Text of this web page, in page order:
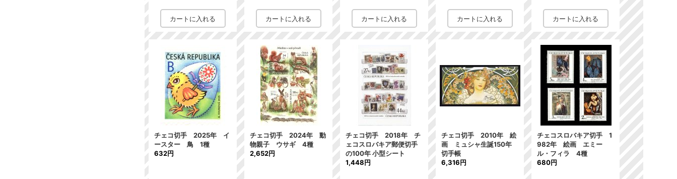
チェコ切手 2025年 イ
ースター 鳥 1種
632円
チェコ切手 2024年 動
物親子 ウサギ 4種
2,652円
チェコ切手 2018年 チ
ェコスロバキア郵便切手
の100年 小型シート
1,448円
チェコ切手 2010年 絵
画 ミュシャ生誕150年
切手帳
6,316円
チェコスロバキア切手 1
982年 絵画 エミー
ル・フィラ 4種
680円